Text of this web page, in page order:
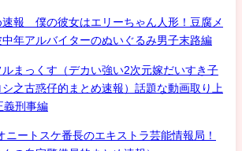
速報 僕の彼女はエリーちゃん人形！豆腐メ
年アルバイターのぬいぐるみ男子末路編
まっくす（デカい強い2次元嫁だいすき子
之古惑仔的まとめ速報）話題な動画取り上
義刑事編
ニートスケ番長のエキストラ芸能情報局！